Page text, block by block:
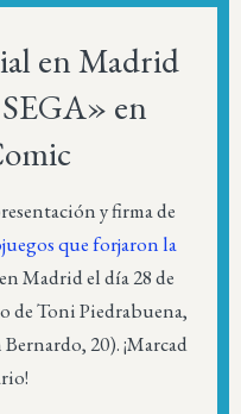
en Madrid
en
y firma de
que forjaron la
Madrid el día 28 de
de Toni Piedrabuena,
20). ¡Marcad